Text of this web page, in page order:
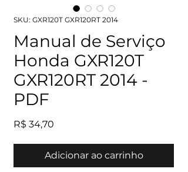
SKU: GXR120T GXR120RT 2014
Manual de Serviço
Honda GXR120T
GXR120RT 2014 -
PDF
R$ 34,70
Adicionar ao carrinho